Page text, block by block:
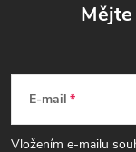
E-mail
Vložením e-mailu